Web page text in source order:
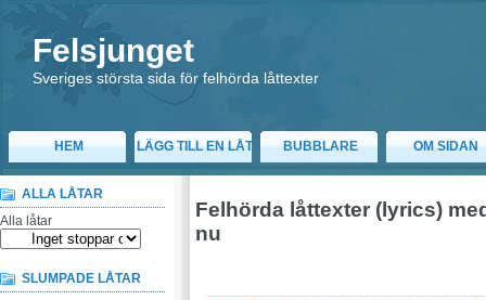
Felsjunget
Sveriges största sida för felhörda låttexter
HEM LÄGG TILL EN LÅT BUBBLARE OM SIDAN
ALLA LÅTAR
Alla låtar
SLUMPADE LÅTAR
Felhörda låttexter (lyrics)
nu